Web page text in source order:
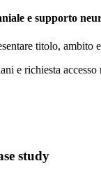
e supporto
titolo,
e richiesta
study